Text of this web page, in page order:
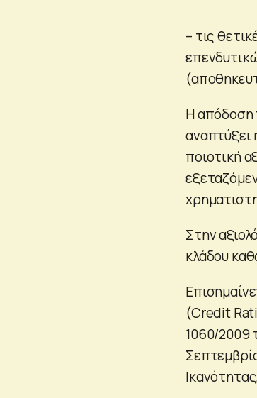
– τις
Η απόδοση
αναπτύξει
ποιοτική
Στην
κλάδου
(Credit
1060/2009